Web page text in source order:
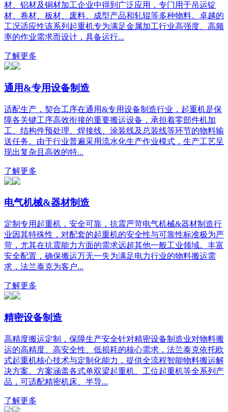
材、铝材及铜材加工企业中得到广泛应用，专门用于吊运锭
材、卷材、板材、废料、成型产品和轧辊等多种物料。卓越的
工况适应性该系列起重机专为满足金属加工行业高强度、高频
率的作业需求而设计，具备运行...
了解更多
通用&专用设备制造
适配生产，契合工序在通用&专用设备制造行业，起重机是保
障各关键工序高效衔接的重要搬运设备，承担着零部件机加
工、结构件预处理、焊接线、涂装线及总装线等环节的物料输
送任务。由于行业普遍采用流水化生产作业模式，生产工艺呈
现出复杂且高效的特...
了解更多
电气机械&器材制造
定制专用起重机，安全可靠，抗震严苛电气机械&器材制造行
业因其特殊性，对配套的起重机的安全性与可靠性标准极为严
苛，尤其在抗震能力方面的需求远超其他一般工业领域。丰富
安全配置，确保搬运万无一失为满足电力行业的物料搬运需
求，法兰泰克为客户...
了解更多
精密设备制造
高精度搬运定制，保障生产安全针对精密设备制造业对物料搬
运的高精度、高安全性、低损耗的核心需求，法兰泰克依托欧
式起重机核心技术与定制化能力，提供全流程智能物料搬运解
决方案。方案涵盖各式单双梁起重机、工位起重机等全系列产
品，可适配精密机床、半导...
了解更多